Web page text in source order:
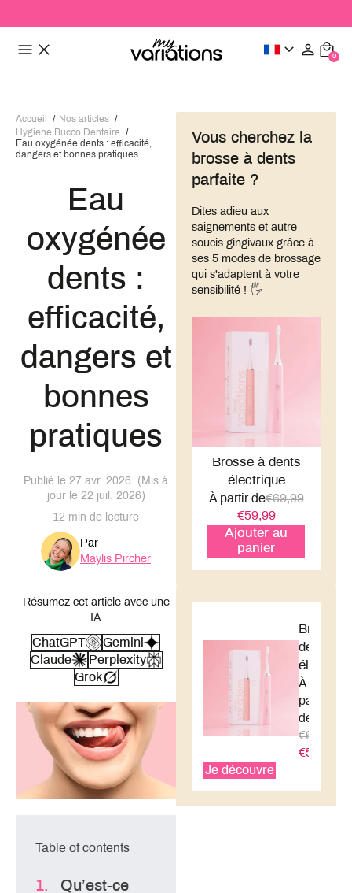
0
Accueil / Nos articles /
Hygiene Bucco Dentaire
/
Eau oxygénée dents : efficacité,
dangers et bonnes pratiques
Eau
oxygénée
dents :
efficacité,
dangers et
bonnes
pratiques
Publié le 27 avr. 2026 ( Mis à
jour le 22 juil. 2026 )
12 min de lecture
Par
Maÿlis Pircher
Résumez cet article avec une
IA
ChatGPT
Gemini
Claude
Perplexity
Grok
Table of contents
Qu’est-ce
Vous cherchez la
brosse à dents
parfaite ?
Dites adieu aux
saignements et autre
soucis gingivaux grâce à
ses 5 modes de brossage
qui s'adaptent à votre
sensibilité ! 🖐
Brosse à dents
électrique
À partir de€69,99
€59,99
Ajouter au
panier
Brosse à
dents
À
partir
de
€69,99
€59,99
Je découvre